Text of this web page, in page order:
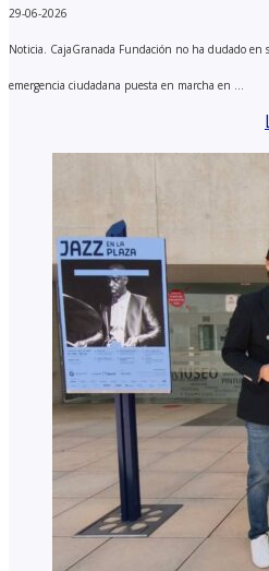
29-06-2026
Noticia. CajaGranada Fundación no ha dudado en
emergencia ciudadana puesta en marcha en ...